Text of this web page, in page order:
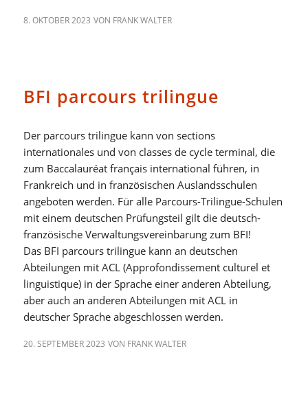
8. OKTOBER 2023 VON FRANK WALTER
BFI parcours trilingue
Der parcours trilingue kann von sections
internationales und von classes de cycle terminal, die
zum Baccalauréat français international führen, in
Frankreich und in französischen Auslandsschulen
angeboten werden. Für alle Parcours-Trilingue-Schulen
mit einem deutschen Prüfungsteil gilt die deutsch-
französische Verwaltungsvereinbarung zum BFI!
Das BFI parcours trilingue kann an deutschen
Abteilungen mit ACL (Approfondissement culturel et
linguistique) in der Sprache einer anderen Abteilung,
aber auch an anderen Abteilungen mit ACL in
deutscher Sprache abgeschlossen werden.
20. SEPTEMBER 2023 VON FRANK WALTER